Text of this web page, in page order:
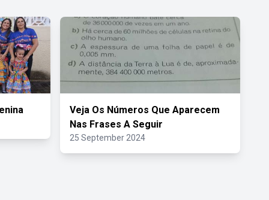
Veja Os Números Que Aparecem
Nas Frases A Seguir
25 September 2024